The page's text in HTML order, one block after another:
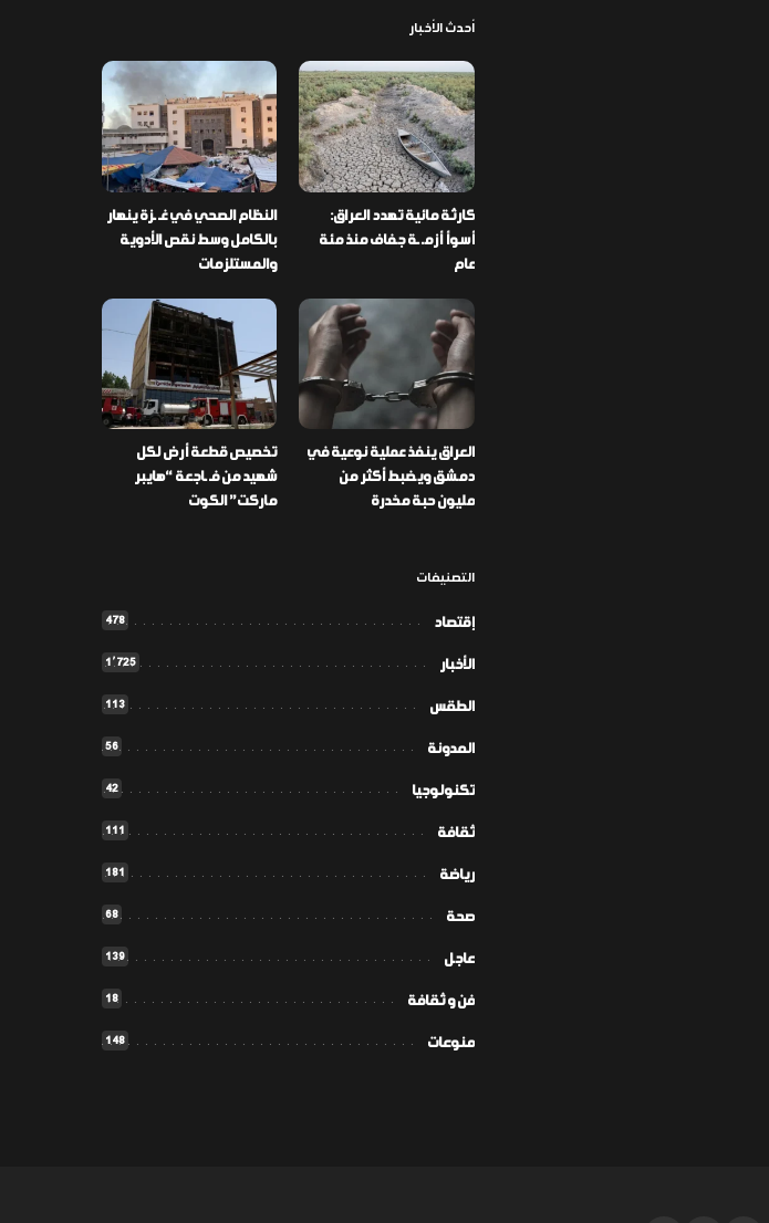
أحدث الأخبار
كارثة مائية تهدد العراق:
أسوأ أزمـ ـة جفاف منذ مئة
عام
النظام الصحي في غـ ـزة ينهار
بالكامل وسط نقص الأدوية
والمستلزمات
العراق ينفذ عملية نوعية في
دمشق ويضبط أكثر من
مليون حبة مخدرة
تخصيص قطعة أرض لكل
شهيد من فـ ـاجعة “هايبر
ماركت” الكوت
التصنيفات
إقتصاد 478
الأخبار 1٬725
الطقس 113
المدونة 56
تكنولوجيا 42
ثقافة 111
رياضة 181
صحة 68
عاجل 139
فن و ثقافة 18
منوعات 148